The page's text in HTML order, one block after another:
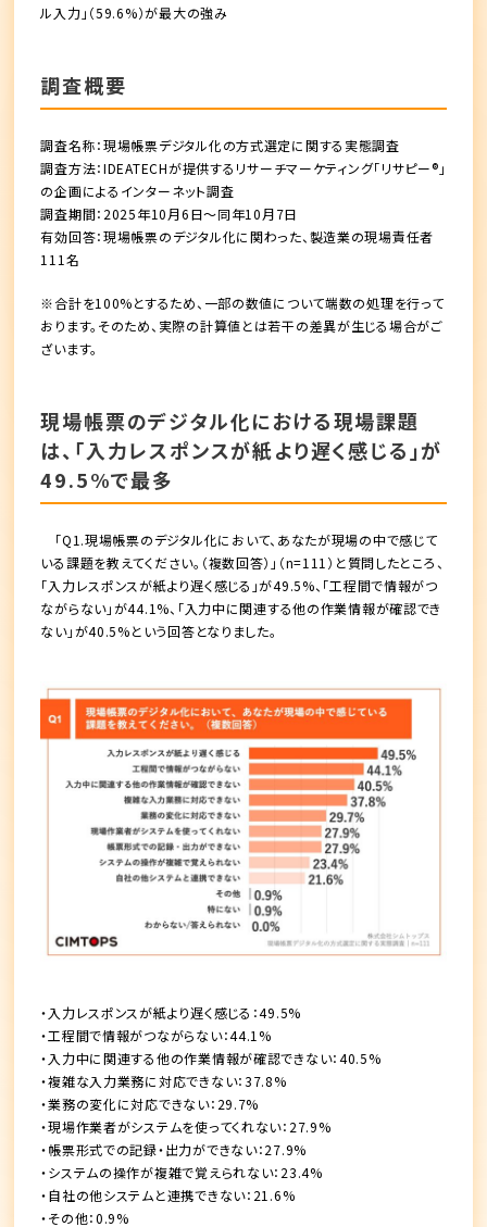
ル入力」（59.6%）が最大の強み
調査概要
調査名称：現場帳票デジタル化の方式選定に関する実態調査
調査方法：IDEATECHが提供するリサーチマーケティング「リサピー®︎」
の企画によるインターネット調査
調査期間：2025年10月6日〜同年10月7日
有効回答：現場帳票のデジタル化に関わった、製造業の現場責任者
111名
※合計を100%とするため、一部の数値について端数の処理を行って
おります。そのため、実際の計算値とは若干の差異が生じる場合がご
ざいます。
現場帳票のデジタル化における現場課題
は、「入力レスポンスが紙より遅く感じる」が
49.5%で最多
「Q1.現場帳票のデジタル化において、あなたが現場の中で感じて
いる課題を教えてください。（複数回答）」（n=111）と質問したところ、
「入力レスポンスが紙より遅く感じる」が49.5%、「工程間で情報がつ
ながらない」が44.1%、「入力中に関連する他の作業情報が確認でき
ない」が40.5%という回答となりました。
・入力レスポンスが紙より遅く感じる：49.5%
・工程間で情報がつながらない：44.1%
・入力中に関連する他の作業情報が確認できない：40.5%
・複雑な入力業務に対応できない：37.8%
・業務の変化に対応できない：29.7%
・現場作業者がシステムを使ってくれない：27.9%
・帳票形式での記録・出力ができない：27.9%
・システムの操作が複雑で覚えられない：23.4%
・自社の他システムと連携できない：21.6%
・その他：0.9%